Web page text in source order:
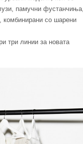
памучни фустанчиња,
комбинирани со шарени
три линии за новата